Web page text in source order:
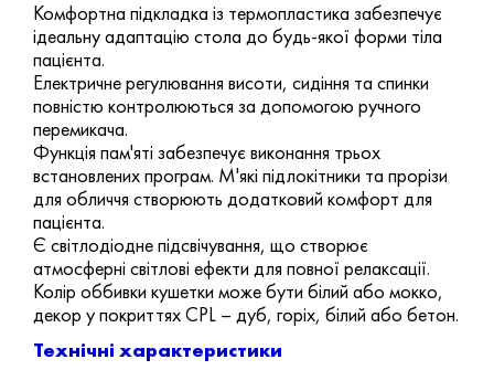
Комфортна підкладка із термопластика забезпечує
ідеальну адаптацію стола до будь-якої форми тіла
пацієнта.
Електричне регулювання висоти, сидіння та спинки
повністю контролюються за допомогою ручного
перемикача.
Функція пам'яті забезпечує виконання трьох
встановлених програм. М'які підлокітники та прорізи
для обличчя створюють додатковий комфорт для
пацієнта.
Є світлодіодне підсвічування, що створює
атмосферні світлові ефекти для повної релаксації.
Колір оббивки кушетки може бути білий або мокко,
декор у покриттях CPL – дуб, горіх, білий або бетон.
Технічні характеристики